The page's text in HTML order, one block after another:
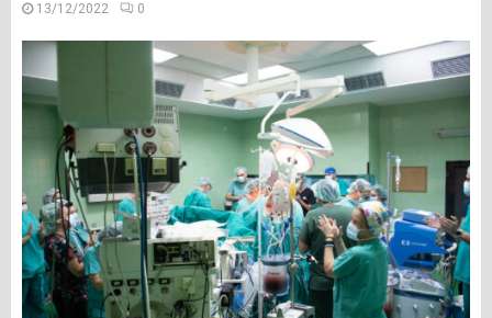
13/12/2022 0